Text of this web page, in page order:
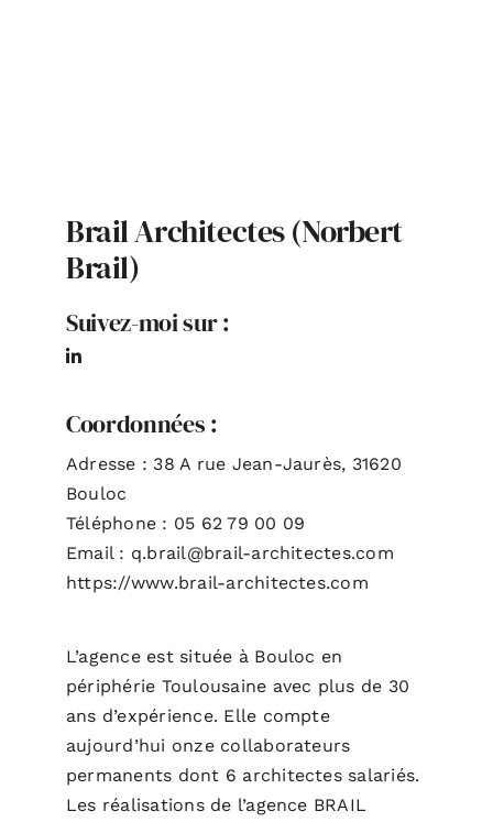
Brail Architectes (Norbert
Brail)
Suivez-moi sur :
Coordonnées :
Adresse : 38 A rue Jean-Jaurès, 31620
Bouloc
Téléphone : 05 62 79 00 09
Email : q.brail@brail-architectes.com
https://www.brail-architectes.com
L’agence est située à Bouloc en
périphérie Toulousaine avec plus de 30
ans d’expérience. Elle compte
aujourd’hui onze collaborateurs
permanents dont 6 architectes salariés.
Les réalisations de l’agence BRAIL